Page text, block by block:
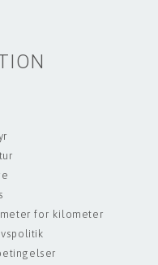
for kilometer